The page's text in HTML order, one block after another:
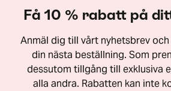
Få 10 % rabatt på
Anmäl dig till vårt nyhetsbrev
din nästa beställning. Som
dessutom tillgång till exklusiva
alla andra. Rabatten kan inte